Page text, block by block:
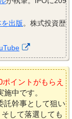
出版。株式投資歴
イントがもらえ
施中です。
託幹事として狙い
そして落選しても